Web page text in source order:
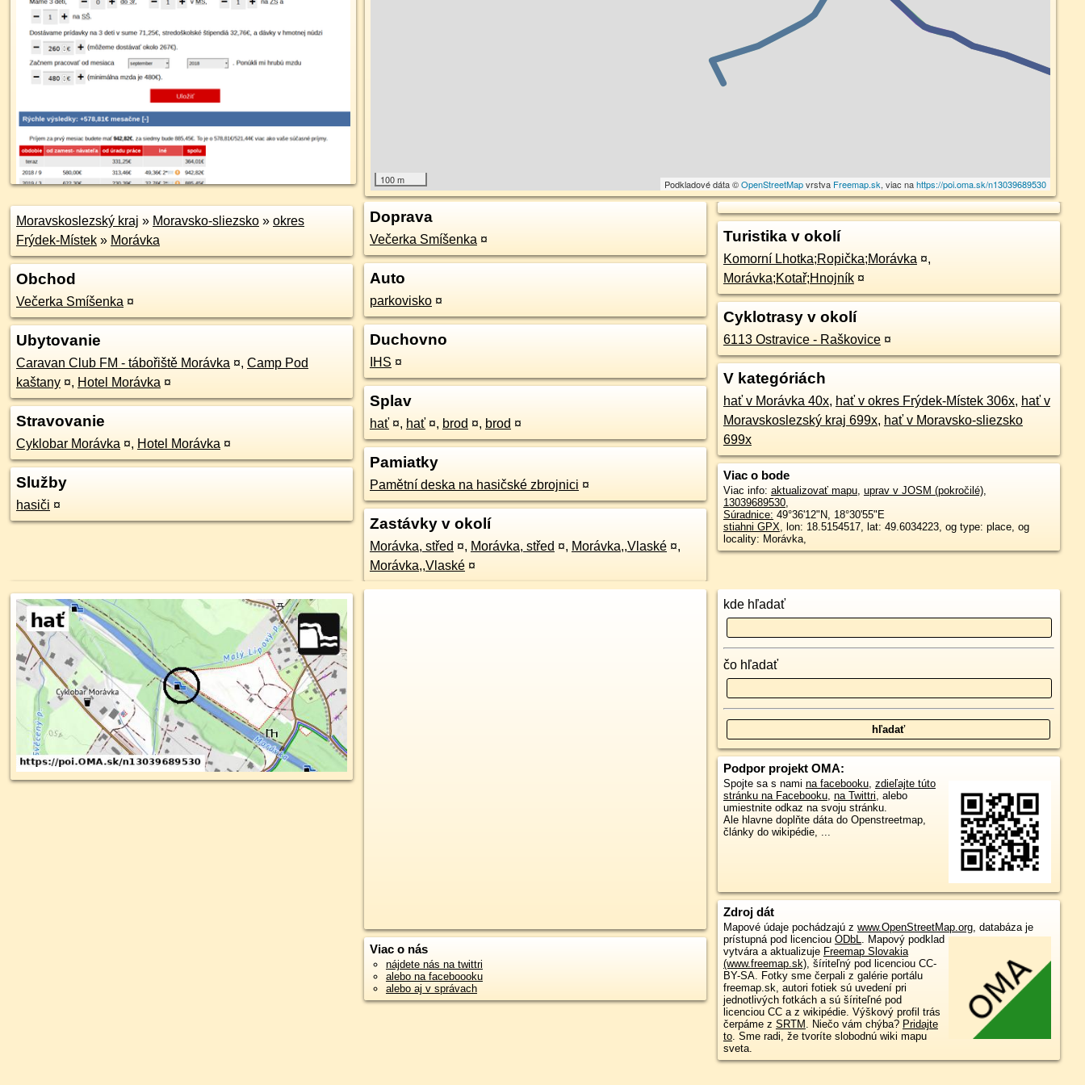
100 m Podkladové dáta ©OpenStreetMapvrstva Freemap.sk, viac nahttps://poi.oma.sk/n13039689530
Moravskoslezský kraj » Moravsko-sliezsko » okres
Frýdek-Místek » Morávka
Obchod
Večerka Smíšenka ¤
Ubytovanie
Caravan Club FM - tábořiště Morávka ¤, Camp Pod
kaštany ¤, Hotel Morávka ¤
Stravovanie
Cyklobar Morávka ¤, Hotel Morávka ¤
Služby
hasiči ¤
Doprava
Večerka Smíšenka ¤
Auto
parkovisko ¤
Duchovno
IHS ¤
Splav
hať ¤, hať ¤, brod ¤, brod ¤
Pamiatky
Pamětní deska na hasičské zbrojnici ¤
Zastávky v okolí
Morávka, střed ¤, Morávka, střed ¤, Morávka,,Vlaské ¤,
Morávka,,Vlaské ¤
Turistika v okolí
Komorní Lhotka;Ropička;Morávka ¤,
Morávka;Kotař;Hnojník ¤
Cyklotrasy v okolí
6113 Ostravice - Raškovice ¤
V kategóriách
hať v Morávka 40x, hať v okres Frýdek-Místek 306x, hať v
Moravskoslezský kraj 699x, hať v Moravsko-sliezsko
699x
Viac o bode
Viac info: aktualizovať mapu, uprav v JOSM (pokročilé),
13039689530,
Súradnice: 49°36'12"N, 18°30'55"E
stiahni GPX, lon: 18.5154517, lat: 49.6034223, og type: place, og
locality: Morávka,
Viac o nás
nájdete nás na twittri
alebo na faceboooku
alebo aj v správach
kde hľadať
čo hľadať
Podpor projekt OMA:
Spojte sa s nami na facebooku, zdieľajte túto
stránku na Facebooku, na Twittri, alebo
umiestnite odkaz na svoju stránku.
Ale hlavne doplňte dáta do Openstreetmap,
články do wikipédie, ...
Zdroj dát
Mapové údaje pochádzajú z www.OpenStreetMap.org, databáza je
prístupná pod licenciou ODbL. Mapový podklad
vytvára a aktualizuje Freemap Slovakia
(www.freemap.sk), šíriteľný pod licenciou CC-
BY-SA. Fotky sme čerpali z galérie portálu
freemap.sk, autori fotiek sú uvedení pri
jednotlivých fotkách a sú šíriteľné pod
licenciou CC a z wikipédie. Výškový profil trás
čerpáme z SRTM . Niečo vám chýba? Pridajte
to. Sme radi, že tvoríte slobodnú wiki mapu
sveta.